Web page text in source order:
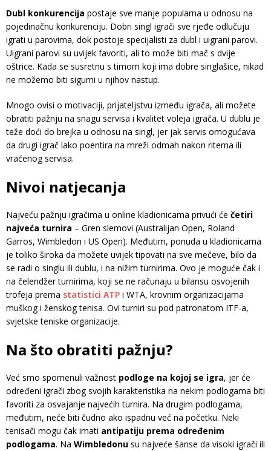
Dubl konkurencija postaje sve manje popularna u odnosu na
pojedinačnu konkurenciju. Dobri singl igrači sve rjeđe odlučuju
igrati u parovima, dok postoje specijalisti za dubl i uigrani parovi.
Uigrani parovi su uvijek favoriti, ali to može biti mač s dvije
oštrice. Kada se susretnu s timom koji ima dobre singlašice, nikad
ne možemo biti sigurni u njihov nastup.
Mnogo ovisi o motivaciji, prijateljstvu između igrača, ali možete
obratiti pažnju na snagu servisa i kvalitet voleja igrača. U dublu je
teže doći do brejka u odnosu na singl, jer jak servis omogućava
da drugi igrač lako poentira na mreži odmah nakon riterna ili
vraćenog servisa.
Nivoi natjecanja
Najveću pažnju igračima u online kladionicama privući će četiri
najveća turnira – Gren slemovi (Australijan Open, Roland
Garros, Wimbledon i US Open). Međutim, ponuda u kladionicama
je toliko široka da možete uvijek tipovati na sve mečeve, bilo da
se radi o singlu ili dublu, i na nižim turnirima. Ovo je moguće čak i
na čelendžer turnirima, koji se ne računaju u bilansu osvojenih
trofeja prema statistici ATP i WTA, krovnim organizacijama
muškog i ženskog tenisa. Ovi turniri su pod patronatom ITF-a,
svjetske teniske organizacije.
Na što obratiti pažnju?
Već smo spomenuli važnost podloge na kojoj se igra, jer će
određeni igrači zbog svojih karakteristika na nekim podlogama biti
favoriti za osvajanje najvećih turnira. Na drugim podlogama,
međutim, neće biti čudno ako ispadnu već na početku. Neki
tenisači mogu čak imati antipatiju prema određenim
podlogama. Na Wimbledonu su najveće šanse da visoki igrači ili